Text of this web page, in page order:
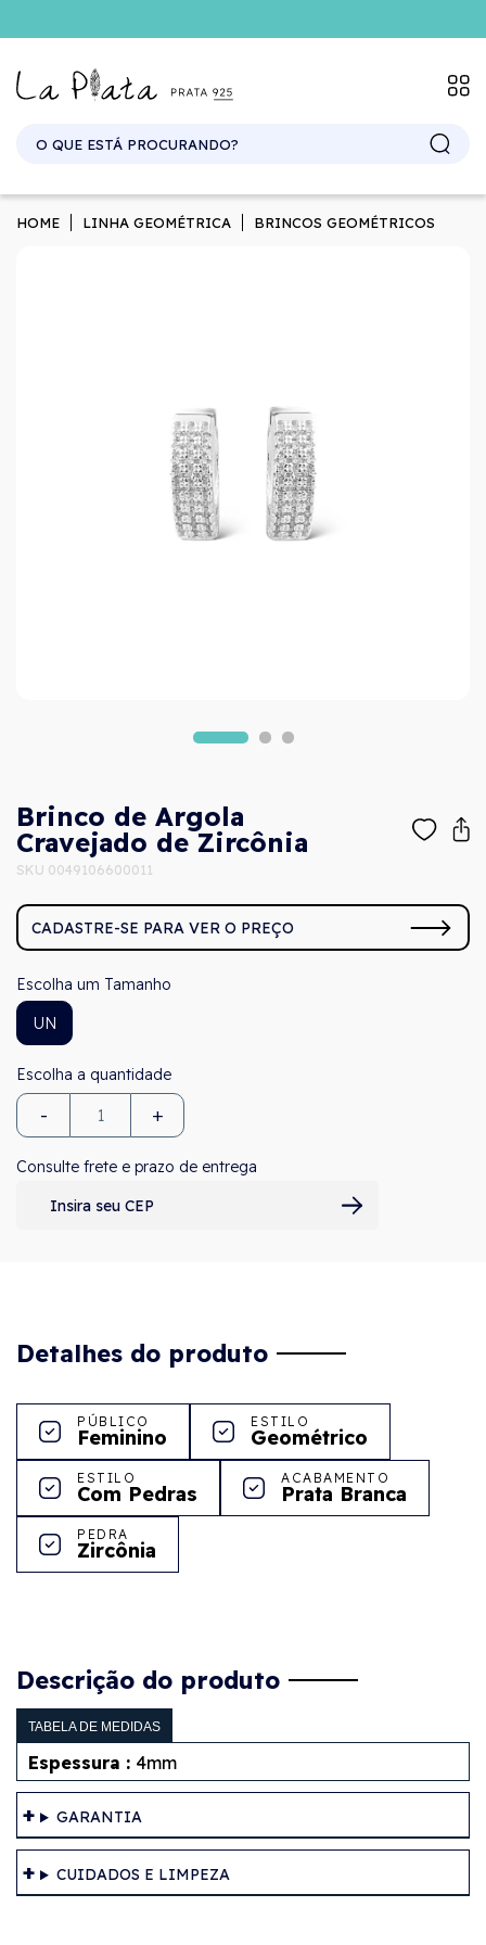
HOME LINHA GEOMÉTRICA BRINCOS GEOMÉTRICOS
Brinco de Argola
Cravejado de Zircônia
SKU 0049106600011
CADASTRE-SE PARA VER O PREÇO
Tamanho
UN
- +
Consulte frete e prazo de entrega
Detalhes do produto
PÚBLICO
Feminino
ESTILO
Geométrico
ESTILO
Com Pedras
ACABAMENTO
Prata Branca
PEDRA
Zircônia
Descrição do produto
TABELA DE MEDIDAS
Espessura : 4mm
GARANTIA
CUIDADOS E LIMPEZA